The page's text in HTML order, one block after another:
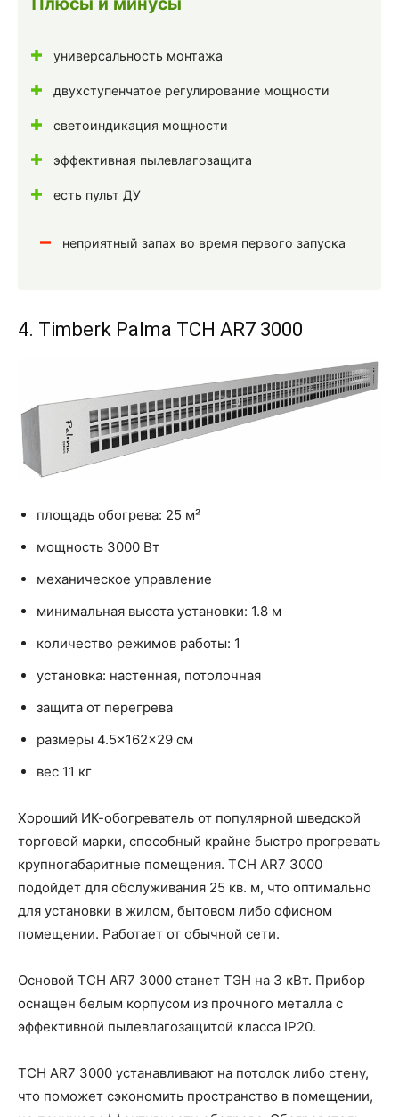
универсальность монтажа
двухступенчатое регулирование мощности
светоиндикация мощности
эффективная пылевлагозащита
есть пульт ДУ
неприятный запах во время первого запуска
4. Timberk Palma TCH AR7 3000
площадь обогрева: 25 м²
мощность 3000 Вт
механическое управление
минимальная высота установки: 1.8 м
количество режимов работы: 1
установка: настенная, потолочная
защита от перегрева
размеры 4.5×162×29 см
вес 11 кг
Хороший ИК-обогреватель от популярной шведской
торговой марки, способный крайне быстро прогревать
крупногабаритные помещения. TCH AR7 3000
подойдет для обслуживания 25 кв. м, что оптимально
для установки в жилом, бытовом либо офисном
помещении. Работает от обычной сети.
Основой TCH AR7 3000 станет ТЭН на 3 кВт. Прибор
оснащен белым корпусом из прочного металла с
эффективной пылевлагозащитой класса IP20.
TCH AR7 3000 устанавливают на потолок либо стену,
что поможет сэкономить пространство в помещении,